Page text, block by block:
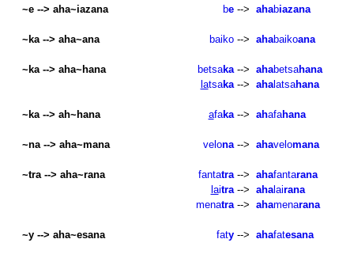
~e --> aha~iazana be--> ahabiazana
~ka --> aha~ana baiko--> ahabaikoana
~ka --> aha~hana betsaka--> ahabetsahana
latsaka--> ahalatsahana
~ka --> ah~hana afaka--> ahafahana
~na --> aha~mana velona--> ahavelomana
~tra --> aha~rana fantatra--> ahafantarana
laitra--> ahalairana
menatra--> ahamenarana
~y --> aha~esana faty--> ahafatesana